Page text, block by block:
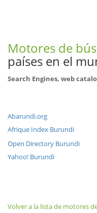
Motores de
países en el
Search Engines, web
Abarundi.org
Afrique Index Burundi
Open Directory Burundi
Yahoo! Burundi
Volver a la lista de motores